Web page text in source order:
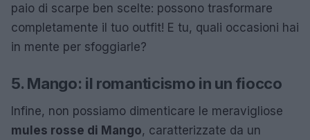
paio di scarpe ben scelte: possono trasformare
completamente il tuo outfit! E tu, quali occasioni hai
in mente per sfoggiarle?
5. Mango: il romanticismo in un fiocco
Infine, non possiamo dimenticare le meravigliose
mules rosse di Mango, caratterizzate da un